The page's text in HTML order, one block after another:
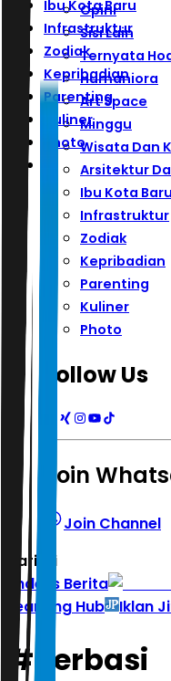
Ibu Kota Baru
Infrastruktur
Zodiak
Kepribadian
Parenting
Kuliner
Photo
Opini
Sisi Lain
Ternyata
Humaniora
Art Space
Minggu
Wisata Dan
Arsitektur
Ibu Kota Baru
Infrastruktur
Zodiak
Kepribadian
Parenting
Kuliner
Photo
Follow Us
Join
Join Channel
Hari ini
Indeks Berita
Learning Hub
Iklan
#perbasi